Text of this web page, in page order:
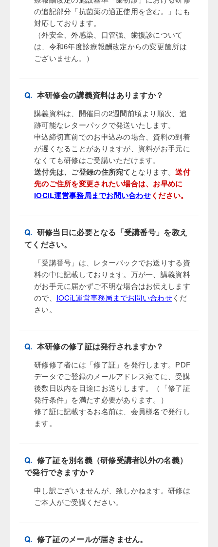
の追記部分「抗菌薬の適正使用を含む。」にも
対応しております。
（外安全、外感染、口管強、歯援診について
は、令和6年度診療報酬改定からの変更箇所は
ございません。）
Q. 本研修会の講義資料はありますか？
講義資料は、開催日の2週間前頃より順次、追
跡可能なレターパックで発送いたします。
申込締切直前でのお申込みの場合、資料の到着
が遅くなることがありますが、資料がお手元に
なくても研修はご受講いただけます。
送付先は、ご登録の住所宛てとなります。送付
先のご住所を変更されたい場合は、お早めに
IOCiL運営事務局までお問い合わせください。
Q. 研修当日に必要となる「受講番号」を教え
てください。
「受講番号」は、レターパックでお送りする資
料の中に記載しております。万が一、講義資料
がお手元に届かずご不明な場合はお伝えします
ので、 IOCiL運営事務局までお問い合わせくだ
さい。
Q. 本研修の修了証は発行されますか？
研修修了者には「修了証」を発行します。PDF
データでご登録のメールアドレス宛てに、受講
後数日以内を目途にお送りします。（「修了証
発行条件」を満たす必要があります。）
修了証に記載するお名前は、会員様名で発行し
ます。
Q. 修了証を別名義（研修受講者以外の名義）
で発行できますか？
申し訳ございませんが、致しかねます。研修は
ご本人がご受講ください。
Q. 修了証のメールが届きません。